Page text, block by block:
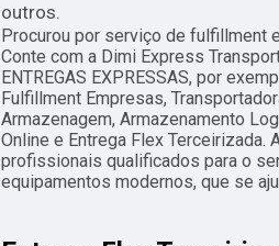
outros.
Procurou por serviço de fulfillment
Conte com a Dimi Express
ENTREGAS EXPRESSAS, por
Fulfillment Empresas,
Armazenagem, Armazenamento
Online e Entrega Flex Terceirizada.
profissionais qualificados para o
equipamentos modernos, que se